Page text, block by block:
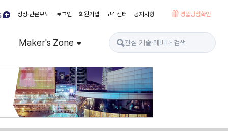
정정·반론보도 로그인 회원가입 고객센터 공지사항 경품당첨확인
Maker's Zone